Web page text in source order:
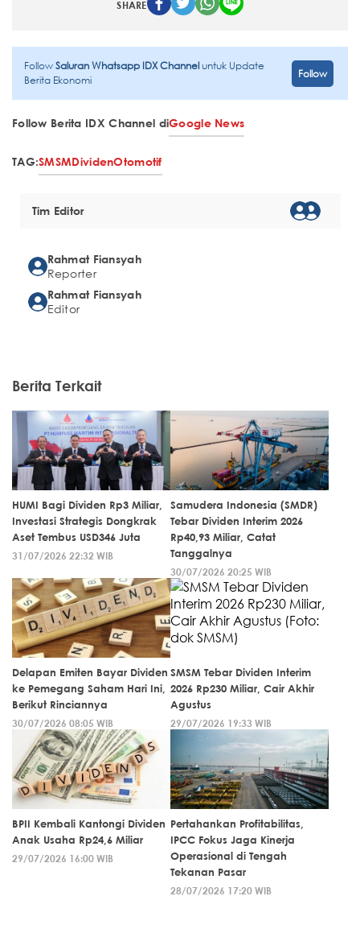
SHARE
FollowSaluran Whatsapp IDX Channeluntuk Update
Berita Ekonomi
Follow
Follow Berita IDX Channel diGoogle News
TAG:SMSMDividenOtomotif
Tim Editor
Rahmat Fiansyah
Reporter
Rahmat Fiansyah
Editor
Berita Terkait
HUMI Bagi Dividen Rp3 Miliar,
Investasi Strategis Dongkrak
Aset Tembus USD346 Juta
31/07/2026 22:32 WIB
Samudera Indonesia (SMDR)
Tebar Dividen Interim 2026
Rp40,93 Miliar, Catat
Tanggalnya
30/07/2026 20:25 WIB
Delapan Emiten Bayar Dividen
ke Pemegang Saham Hari Ini,
Berikut Rinciannya
30/07/2026 08:05 WIB
SMSM Tebar Dividen Interim
2026 Rp230 Miliar, Cair Akhir
Agustus
29/07/2026 19:33 WIB
BPII Kembali Kantongi Dividen
Anak Usaha Rp24,6 Miliar
29/07/2026 16:00 WIB
Pertahankan Profitabilitas,
IPCC Fokus Jaga Kinerja
Operasional di Tengah
Tekanan Pasar
28/07/2026 17:20 WIB